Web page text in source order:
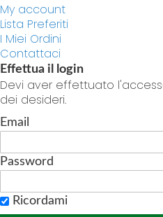
My account
Lista Preferiti
I Miei Ordini
Contattaci
Effettua il login
Devi aver effettuato
dei desideri.
Email
Password
Ricordami